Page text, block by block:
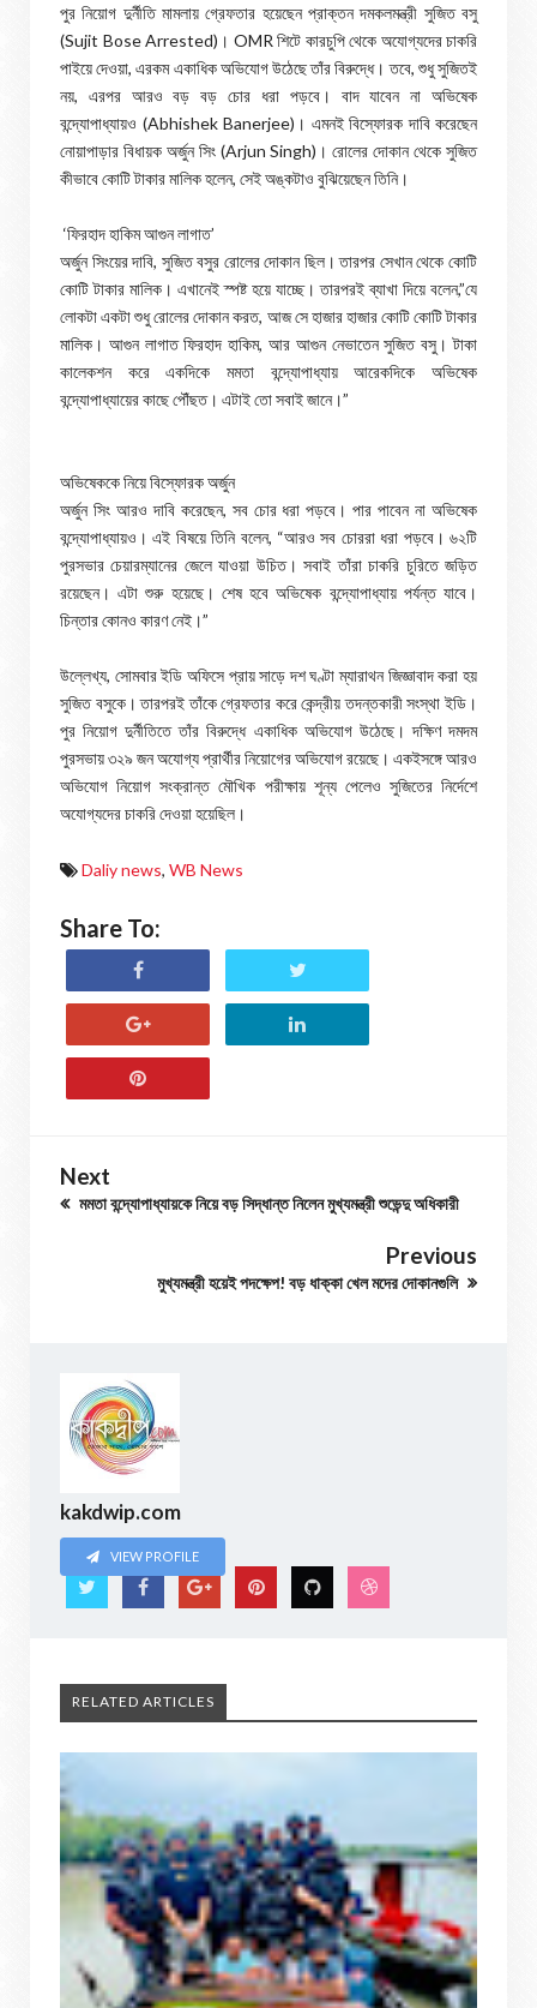
পুর নিয়োগ দুর্নীতি মামলায় গ্রেফতার হয়েছেন প্রাক্তন দমকলমন্ত্রী সুজিত বসু
(Sujit Bose Arrested)। OMR শিটে কারচুপি থেকে অযোগ্যদের চাকরি
পাইয়ে দেওয়া, এরকম একাধিক অভিযোগ উঠেছে তাঁর বিরুদ্ধে। তবে, শুধু সুজিতই
নয়, এরপর আরও বড় বড় চোর ধরা পড়বে। বাদ যাবেন না অভিষেক
বন্দ্যোপাধ্যায়ও (Abhishek Banerjee)। এমনই বিস্ফোরক দাবি করেছেন
নোয়াপাড়ার বিধায়ক অর্জুন সিং (Arjun Singh)। রোলের দোকান থেকে সুজিত
কীভাবে কোটি টাকার মালিক হলেন, সেই অঙ্কটাও বুঝিয়েছেন তিনি।
‘ফিরহাদ হাকিম আগুন লাগাত’
অর্জুন সিংয়ের দাবি, সুজিত বসুর রোলের দোকান ছিল। তারপর সেখান থেকে কোটি
কোটি টাকার মালিক। এখানেই স্পষ্ট হয়ে যাচ্ছে। তারপরই ব্যাখা দিয়ে বলেন,”যে
লোকটা একটা শুধু রোলের দোকান করত, আজ সে হাজার হাজার কোটি কোটি টাকার
মালিক। আগুন লাগাত ফিরহাদ হাকিম, আর আগুন নেভাতেন সুজিত বসু। টাকা
কালেকশন করে একদিকে মমতা বন্দ্যোপাধ্যায় আরেকদিকে অভিষেক
বন্দ্যোপাধ্যায়ের কাছে পৌঁছত। এটাই তো সবাই জানে।”
অভিষেককে নিয়ে বিস্ফোরক অর্জুন
অর্জুন সিং আরও দাবি করেছেন, সব চোর ধরা পড়বে। পার পাবেন না অভিষেক
বন্দ্যোপাধ্যায়ও। এই বিষয়ে তিনি বলেন, “আরও সব চোররা ধরা পড়বে। ৬২টি
পুরসভার চেয়ারম্যানের জেলে যাওয়া উচিত। সবাই তাঁরা চাকরি চুরিতে জড়িত
রয়েছেন। এটা শুরু হয়েছে। শেষ হবে অভিষেক বন্দ্যোপাধ্যায় পর্যন্ত যাবে।
চিন্তার কোনও কারণ নেই।”
উল্লেখ্য, সোমবার ইডি অফিসে প্রায় সাড়ে দশ ঘণ্টা ম্যারাথন জিজ্ঞাবাদ করা হয়
সুজিত বসুকে। তারপরই তাঁকে গ্রেফতার করে কেন্দ্রীয় তদন্তকারী সংস্থা ইডি।
পুর নিয়োগ দুর্নীতিতে তাঁর বিরুদ্ধে একাধিক অভিযোগ উঠেছে। দক্ষিণ দমদম
পুরসভায় ৩২৯ জন অযোগ্য প্রার্থীর নিয়োগের অভিযোগ রয়েছে। একইসঙ্গে আরও
অভিযোগ নিয়োগ সংক্রান্ত মৌখিক পরীক্ষায় শূন্য পেলেও সুজিতের নির্দেশে
অযোগ্যদের চাকরি দেওয়া হয়েছিল।
Daliy news, WB News
Share To:
Next
মমতা বন্দ্যোপাধ্যায়কে নিয়ে বড় সিদ্ধান্ত নিলেন মুখ্যমন্ত্রী শুভেন্দু অধিকারী
Previous
মুখ্যমন্ত্রী হয়েই পদক্ষেপ! বড় ধাক্কা খেল মদের দোকানগুলি
kakdwip.com
VIEW PROFILE
RELATED ARTICLES